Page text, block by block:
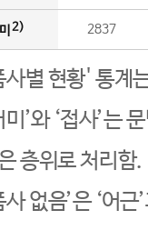
2) 2837
별 현황' 통계
미’와 ‘접사’는
층위로 처리함.
사 없음’은 ‘어